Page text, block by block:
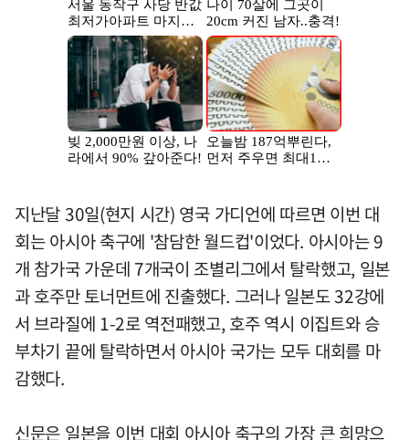
지난달 30일(현지 시간) 영국 가디언에 따르면 이번 대
회는 아시아 축구에 '참담한 월드컵'이었다. 아시아는 9
개 참가국 가운데 7개국이 조별리그에서 탈락했고, 일본
과 호주만 토너먼트에 진출했다. 그러나 일본도 32강에
서 브라질에 1-2로 역전패했고, 호주 역시 이집트와 승
부차기 끝에 탈락하면서 아시아 국가는 모두 대회를 마
감했다.
신문은 일본을 이번 대회 아시아 축구의 가장 큰 희망으